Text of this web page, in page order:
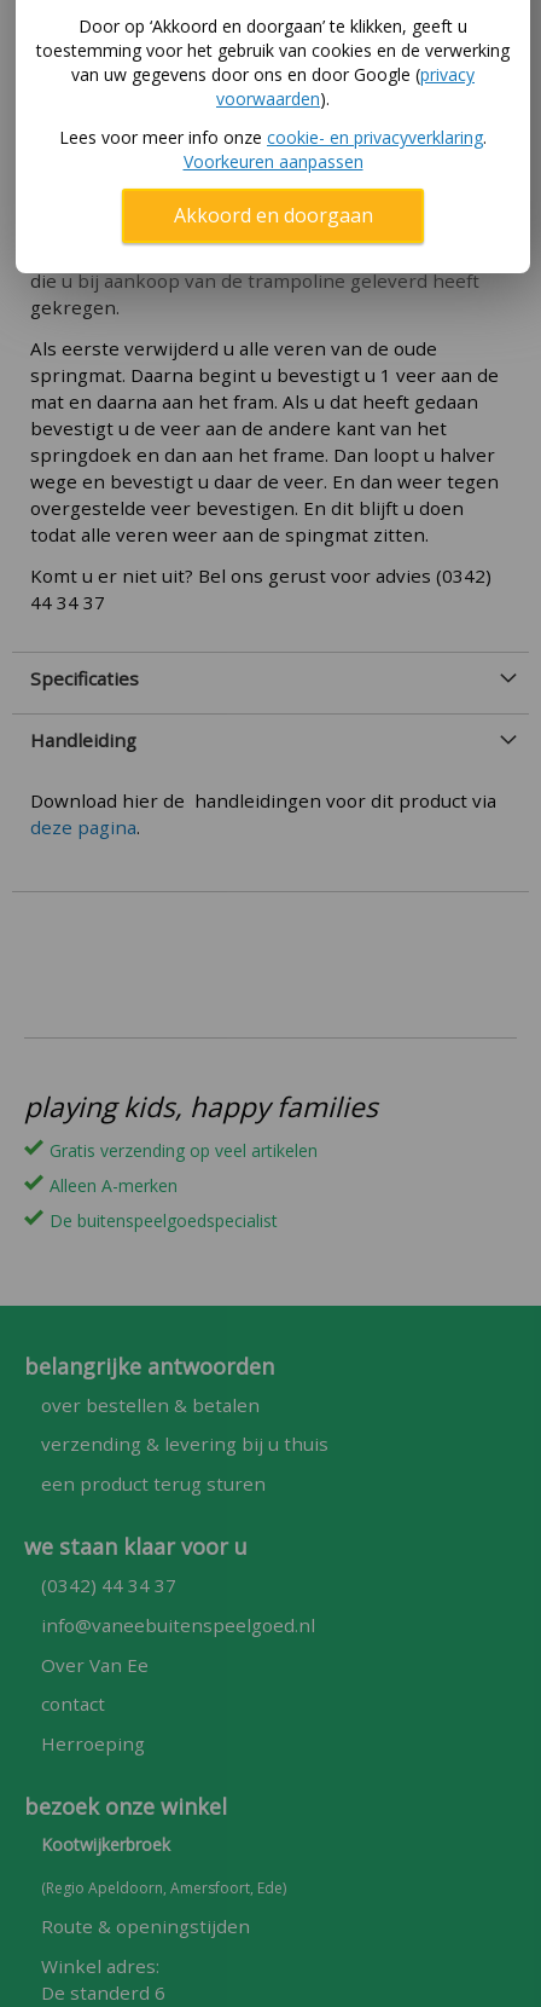
Maar de springdoek past ook op tramolines met een
buitenmaat 330 cm als:
De trampoline 72 veren heeft.
Als de veer ongespannen 19 cm is.
Vervangen van de springdoek
Het vervangen van een springmat is niet heel lastig.
Het makklijkste is om de verenspanner te gebruiken
die u bij aankoop van de trampoline geleverd heeft
gekregen.
Als eerste verwijderd u alle veren van de oude
springmat. Daarna begint u bevestigt u 1 veer aan de
mat en daarna aan het fram. Als u dat heeft gedaan
bevestigt u de veer aan de andere kant van het
springdoek en dan aan het frame. Dan loopt u halver
wege en bevestigt u daar de veer. En dan weer tegen
overgestelde veer bevestigen. En dit blijft u doen
todat alle veren weer aan de spingmat zitten.
Komt u er niet uit? Bel ons gerust voor advies (0342)
44 34 37
Specificaties
Handleiding
Download hier de handleidingen voor dit product via
deze pagina.
playing kids, happy families
Gratis verzending op veel artikelen
Alleen A-merken
De buitenspeelgoedspecialist
belangrijke antwoorden
over bestellen & betalen
verzending & levering bij u thuis
een product terug sturen
we staan klaar voor u
(0342) 44 34 37
info@vaneebuitenspeelgoed.nl
Over Van Ee
contact
Herroeping
bezoek onze winkel
Kootwijkerbroek
(Regio Apeldoorn, Amersfoort, Ede)
Route & openingstijden
Winkel adres:
De standerd 6
Door op ‘Akkoord en doorgaan’ te klikken, geeft u
toestemming voor het gebruik van cookies en de verwerking
van uw gegevens door ons en door Google (privacy
voorwaarden).
Lees voor meer info onze cookie- en privacyverklaring.
Voorkeuren aanpassen
Akkoord en doorgaan